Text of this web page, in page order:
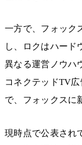
一方で、フォック
し、ロクはハード
異なる運営ノウハ
コネクテッドTV
で、フォックスに
現時点で公表され